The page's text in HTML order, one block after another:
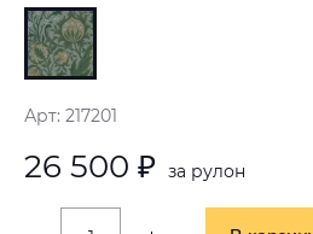
Арт: 217201
26 500 ₽ за рулон